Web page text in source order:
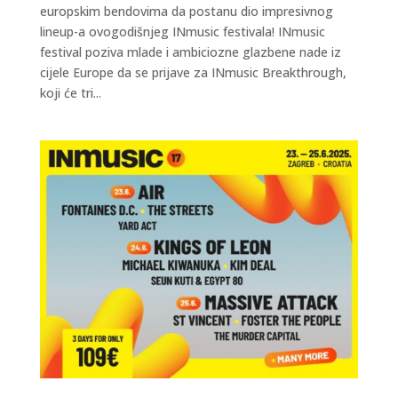
europskim bendovima da postanu dio impresivnog
lineup-a ovogodišnjeg INmusic festivala! INmusic
festival poziva mlade i ambiciozne glazbene nade iz
cijele Europe da se prijave za INmusic Breakthrough,
koji će tri...